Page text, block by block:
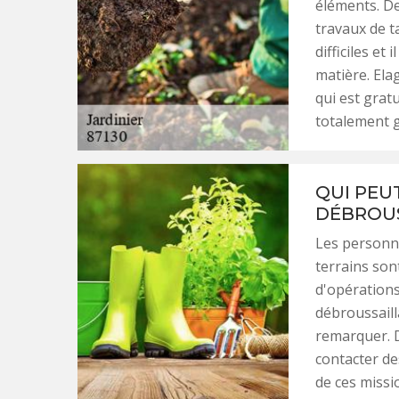
éléments.
travaux de
difficiles et
matière.
qui est
totalement
QUI
Les
terrains
remarquer.
contacter
de ces